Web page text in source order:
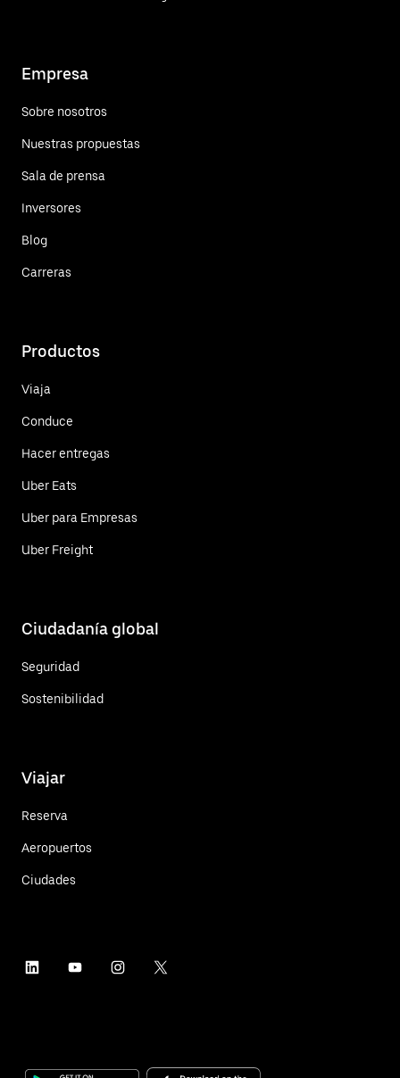
Empresa
Sobre nosotros
Nuestras propuestas
Sala de prensa
Inversores
Blog
Carreras
Productos
Viaja
Conduce
Hacer entregas
Uber Eats
Uber para Empresas
Uber Freight
Ciudadanía global
Seguridad
Sostenibilidad
Viajar
Reserva
Aeropuertos
Ciudades